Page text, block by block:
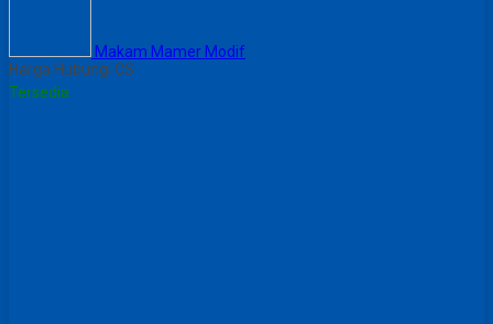
Makam Mamer Modif
Harga Hubungi CS
Tersedia